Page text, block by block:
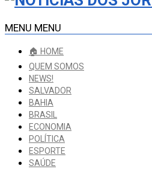
MENU MENU
🏠 HOME
QUEM SOMOS
NEWS!
SALVADOR
BAHIA
BRASIL
ECONOMIA
POLÍTICA
ESPORTE
SAÚDE